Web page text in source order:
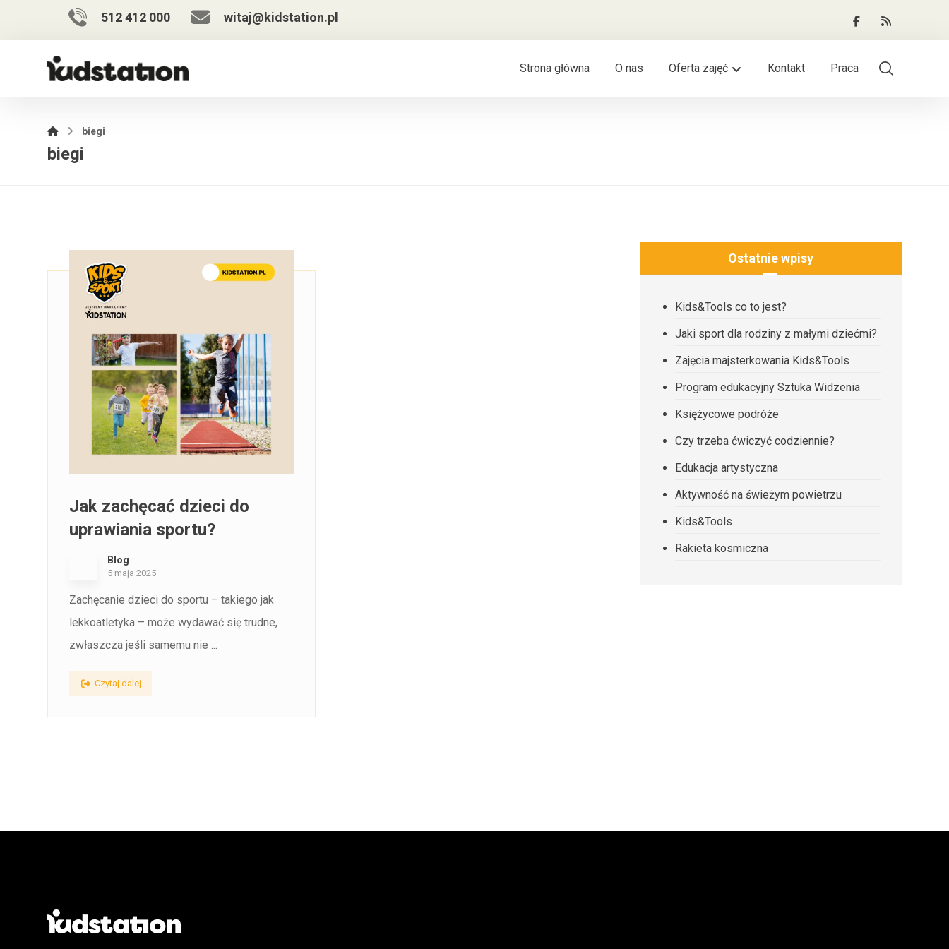
512 412 000 witaj@kidstation.pl
Strona główna O nas Oferta zajęć Kontakt Praca
biegi
biegi
Jak zachęcać dzieci do
uprawiania sportu?
Blog
5 maja 2025
Zachęcanie dzieci do sportu – takiego jak
lekkoatletyka – może wydawać się trudne,
zwłaszcza jeśli samemu nie ...
Czytaj dalej
Ostatnie wpisy
Kids&Tools co to jest?
Jaki sport dla rodziny z małymi dziećmi?
Zajęcia majsterkowania Kids&Tools
Program edukacyjny Sztuka Widzenia
Księżycowe podróże
Czy trzeba ćwiczyć codziennie?
Edukacja artystyczna
Aktywność na świeżym powietrzu
Kids&Tools
Rakieta kosmiczna